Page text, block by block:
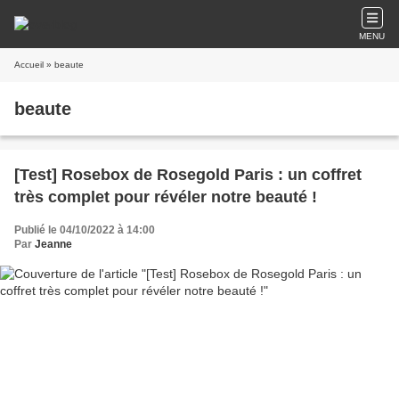
MENU
Accueil » beaute
beaute
[Test] Rosebox de Rosegold Paris : un coffret
très complet pour révéler notre beauté !
Publié le 04/10/2022 à 14:00
Par Jeanne